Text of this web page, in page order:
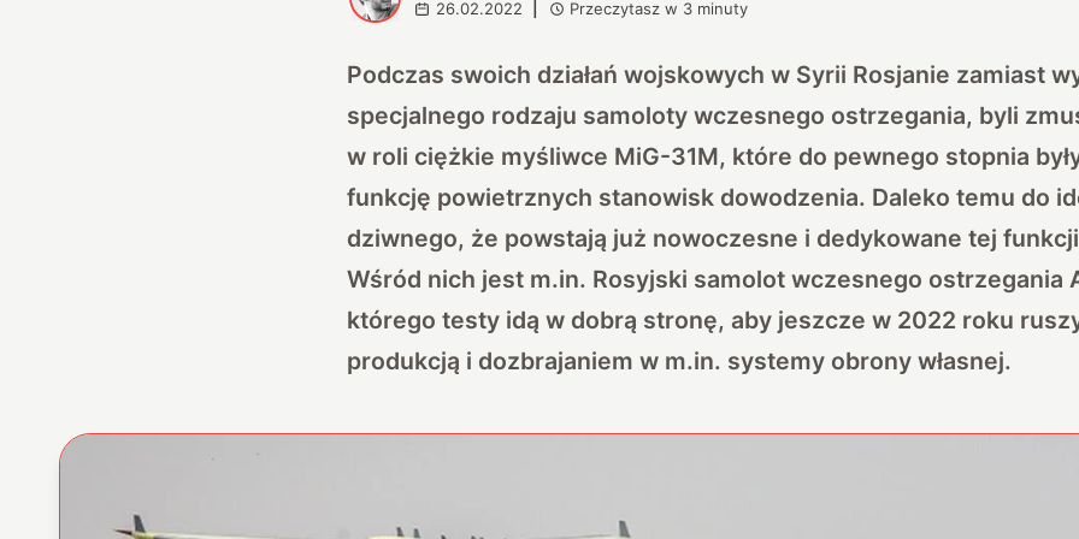
26.02.2022 Przeczytasz w 3 minuty
Podczas swoich działań wojskowych w Syrii Rosjanie zamiast
specjalnego rodzaju samoloty wczesnego ostrzegania, byli
w roli ciężkie myśliwce MiG-31M, które do pewnego stopnia
funkcję powietrznych stanowisk dowodzenia. Daleko temu do
dziwnego, że powstają już nowoczesne i dedykowane tej
Wśród nich jest m.in. Rosyjski samolot wczesnego ostrzegania
którego testy idą w dobrą stronę, aby jeszcze w 2022 roku
produkcją i dozbrajaniem w m.in. systemy obrony własnej.